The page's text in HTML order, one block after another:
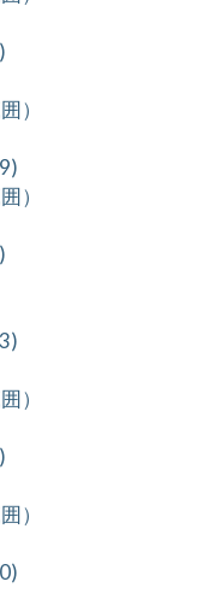
）
）
）
）